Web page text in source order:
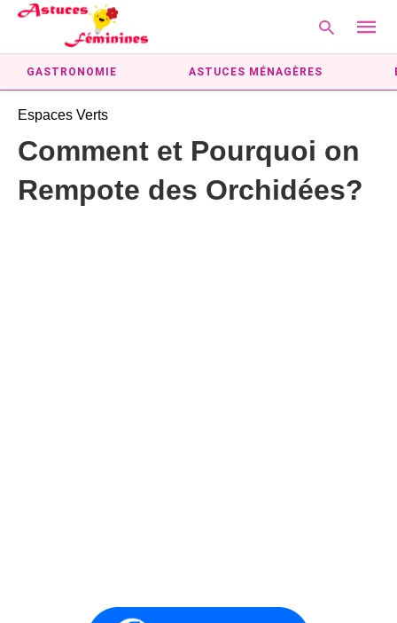
your
query
and
GASTRONOMIE ASTUCES MÉNAGÈRES
Espaces Verts
Comment et Pourquoi on
Rempote des Orchidées?